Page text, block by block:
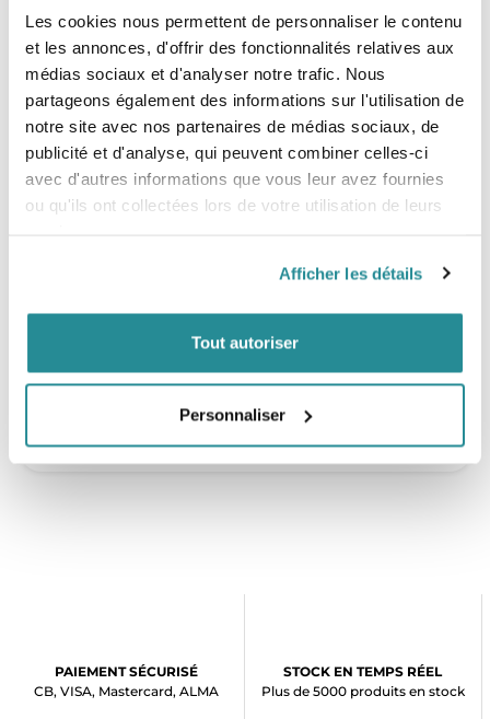
Les cookies nous permettent de personnaliser le contenu
et les annonces, d'offrir des fonctionnalités relatives aux
médias sociaux et d'analyser notre trafic. Nous
partageons également des informations sur l'utilisation de
notre site avec nos partenaires de médias sociaux, de
publicité et d'analyse, qui peuvent combiner celles-ci
avec d'autres informations que vous leur avez fournies
ou qu'ils ont collectées lors de votre utilisation de leurs
Afficher les détails
Tout autoriser
Personnaliser
Conseils d’utilisation
Pour vous assurer une très haute protection avec le stick
solaire SPF50+, appliquez généreusement sur les zones
sensibles telles que l’arrête du nez, les pommettes et le front.
Nous vous conseillons d’appliquer généreusement et
grâce à sa texture
visage pendant les longues heures de surf.
PAIEMENT SÉCURISÉ
CB, VISA, Mastercard, ALMA
STOCK EN TEMPS RÉEL
Plus de 5000 produits en stock